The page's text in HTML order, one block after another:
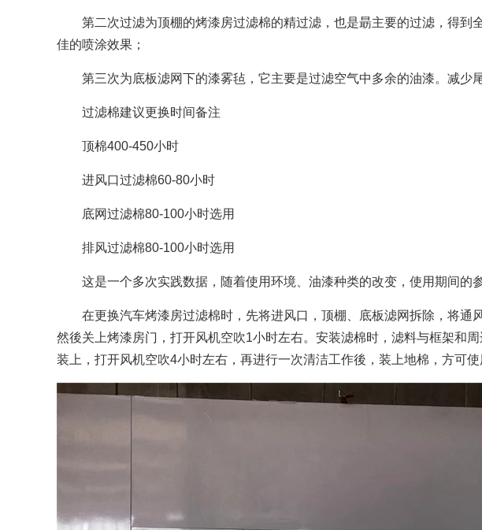
第二次过滤为顶棚的烤漆房过滤棉的精过滤，也是朂主要的过滤，得到
佳的喷涂效果；
第三次为底板滤网下的漆雾毡，它主要是过滤空气中多余的油漆。减少
过滤棉建议更换时间备注
顶棉400-450小时
进风口过滤棉60-80小时
底网过滤棉80-100小时选用
排风过滤棉80-100小时选用
这是一个多次实践数据，随着使用环境、油漆种类的改变，使用期间的
在更换汽车烤漆房过滤棉时，先将进风口，顶棚、底板滤网拆除，将通
然後关上烤漆房门，打开风机空吹1小时左右。安装滤棉时，滤料与框架和
装上，打开风机空吹4小时左右，再进行一次清洁工作後，装上地棉，方可使